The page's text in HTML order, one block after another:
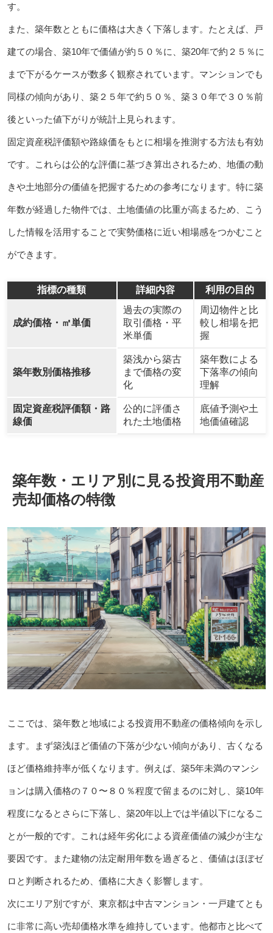
す。
また、築年数とともに価格は大きく下落します。たとえば、戸
建ての場合、築10年で価値が約５０％に、築20年で約２５％に
まで下がるケースが数多く観察されています。マンションでも
同様の傾向があり、築２５年で約５０％、築３０年で３０％前
後といった値下がりが統計上見られます。
固定資産税評価額や路線価をもとに相場を推測する方法も有効
です。これらは公的な評価に基づき算出されるため、地価の動
きや土地部分の価値を把握するための参考になります。特に築
年数が経過した物件では、土地価値の比重が高まるため、こう
した情報を活用することで実勢価格に近い相場感をつかむこと
ができます。
指標の種類 詳細内容 利用の目的
成約価格・㎡単価
過去の実際の
取引価格・平
米単価
周辺物件と比
較し相場を把
握
築年数別価格推移
築浅から築古
まで価格の変
化
築年数による
下落率の傾向
理解
固定資産税評価額・路
線価
公的に評価さ
れた土地価格
底値予測や土
地価値確認
築年数・エリア別に見る投資用不動産
売却価格の特徴
ここでは、築年数と地域による投資用不動産の価格傾向を示し
ます。まず築浅ほど価値の下落が少ない傾向があり、古くなる
ほど価格維持率が低くなります。例えば、築5年未満のマンシ
ョンは購入価格の７０〜８０％程度で留まるのに対し、築10年
程度になるとさらに下落し、築20年以上では半値以下になるこ
とが一般的です。これは経年劣化による資産価値の減少が主な
要因です。また建物の法定耐用年数を過ぎると、価値はほぼゼ
ロと判断されるため、価格に大きく影響します。
次にエリア別ですが、東京都は中古マンション・一戸建てとも
に非常に高い売却価格水準を維持しています。他都市と比べて